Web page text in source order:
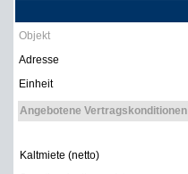
Objekt
Adresse
Einheit
Angebotene Vertragskonditionen
Kaltmiete (netto)